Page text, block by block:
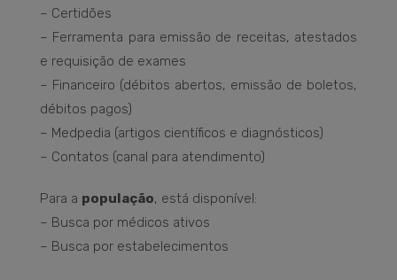
– Certidões
– Ferramenta para emissão de receitas, atestados
e requisição de exames
– Financeiro (débitos abertos, emissão de boletos,
débitos pagos)
– Medpedia (artigos científicos e diagnósticos)
– Contatos (canal para atendimento)
Para a população, está disponível:
– Busca por médicos ativos
– Busca por estabelecimentos